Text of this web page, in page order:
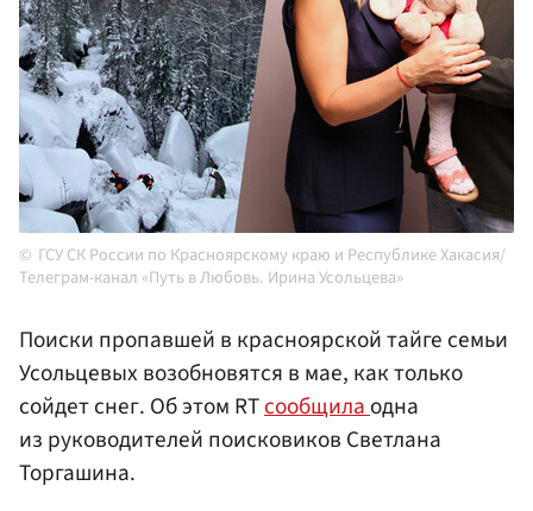
ГСУ СК России по Красноярскому краю и Республике Хакасия/
Телеграм-канал «Путь в Любовь. Ирина Усольцева»
Поиски пропавшей в красноярской тайге семьи
Усольцевых возобновятся в мае, как только
сойдет снег. Об этом RTсообщилаодна
из руководителей поисковиков Светлана
Торгашина.